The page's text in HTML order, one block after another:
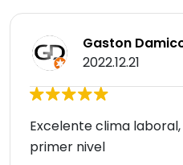
Gaston
2022.12.21
Excelente clima
primer nivel